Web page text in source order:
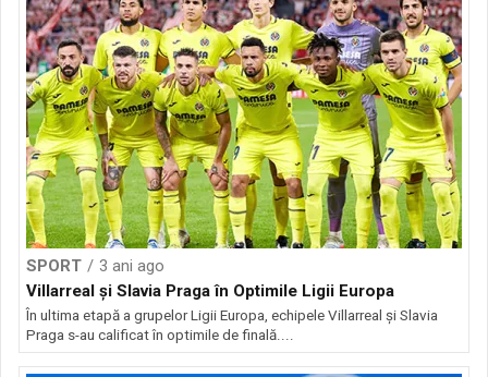
SPORT
3 ani ago
Villarreal și Slavia Praga în Optimile Ligii Europa
În ultima etapă a grupelor Ligii Europa, echipele Villarreal și Slavia
Praga s-au calificat în optimile de finală....